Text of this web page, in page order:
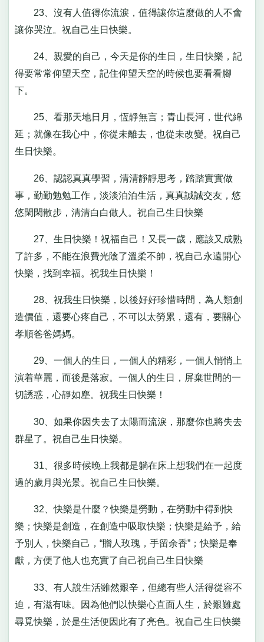
23、沒有人值得你流淚，值得讓你這麼做的人不會
讓你哭泣。祝自己生日快樂。
24、親愛的自己，今天是你的生日，生日快樂，記
得要常常仰望天空，記住仰望天空的時候也要看看腳
下。
25、看那天地日月，恆靜無言；青山長河，世代綿
延；就像在我心中，你從未離去，也從未改變。祝自己
生日快樂。
26、認認真真學習，清清靜靜思考，踏踏實實做
事，勤勤勉勉工作，淡淡泊泊生活，真真誠誠交友，悠
悠閑閑散步，清清白白做人。祝自己生日快樂
27、生日快樂！祝福自己！又長一歲，應該又成熟
了許多，不能在浪費光陰了溫柔不帥，祝自己永遠開心
快樂，找到幸福。祝我生日快樂！
28、祝我生日快樂，以後好好珍惜時間，為人類創
造價值，還要心疼自己，不可以太勞累，還有，要關心
孝順爸爸媽媽。
29、一個人的生日，一個人的精彩，一個人悄悄上
演着華麗，而後是落寂。一個人的生日，屏棄世間的一
切誘惑，心靜如塵。祝我生日快樂！
30、如果你因失去了太陽而流淚，那麼你也將失去
群星了。祝自己生日快樂。
31、很多時候晚上我都是躺在床上想我們在一起度
過的歲月與光景。祝自己生日快樂。
32、快樂是什麼？快樂是勞動，在勞動中得到快
樂；快樂是創造，在創造中吸取快樂；快樂是給予，給
予別人，快樂自己，“贈人玫瑰，手留余香”；快樂是奉
獻，方便了他人也充實了自己祝自己生日快樂
33、有人說生活雖然艱辛，但總有些人活得從容不
迫，有滋有味。因為他們以快樂心直面人生，於艱難處
尋覓快樂，於是生活便因此有了亮色。祝自己生日快樂